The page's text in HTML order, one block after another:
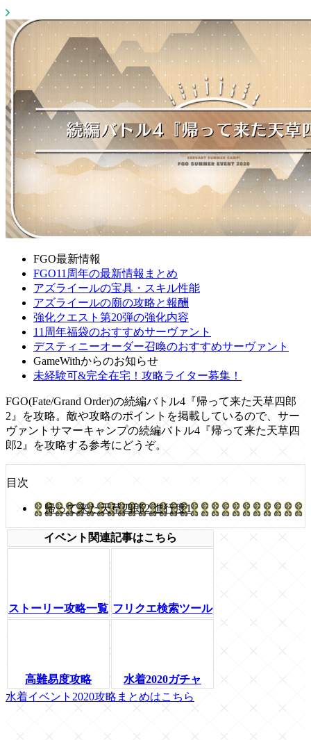
FGO最新情報
FGO11周年の最新情報まとめ
アズライールの宝具・スキル性能
アズライールの廟の攻略と報酬
強化クエスト第20弾の強化内容
11周年福袋のおすすめサーヴァント
デスティニーオーダー召喚のおすすめサーヴァント
GameWithからのお知らせ
未経験可&完全在宅！攻略ライター募集！
FGO(Fate/Grand Order)の続編バトル4『帰って来た天草四郎
2』を攻略。敵や攻略のポイントを掲載しているので、サー
ヴァントサマーキャンプの続編バトル4『帰って来た天草四
郎2』を攻略する参考にどうぞ。
目次
帰って来た天草四郎2 進行度1
イベント関連記事はこちら
ストーリー攻略一覧 フリクエ検索ツール
高難易度攻略
水着2020ガチャ
水着イベント2020攻略まとめはこちら